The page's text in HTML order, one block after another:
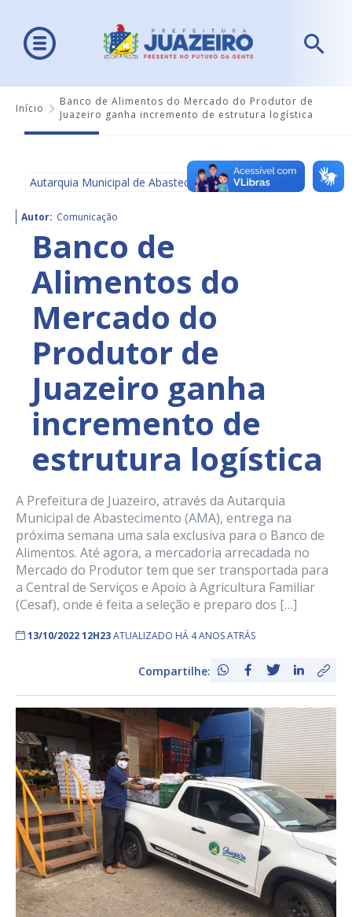
Início
Banco de Alimentos do Mercado do Produtor de
Juazeiro ganha incremento de estrutura logística
Autarquia Municipal de Abastecimento - AMA
Autor: Comunicação
Banco de
Alimentos do
Mercado do
Produtor de
Juazeiro ganha
incremento de
estrutura logística
A Prefeitura de Juazeiro, através da Autarquia
Municipal de Abastecimento (AMA), entrega na
próxima semana uma sala exclusiva para o Banco de
Alimentos. Até agora, a mercadoria arrecadada no
Mercado do Produtor tem que ser transportada para
a Central de Serviços e Apoio à Agricultura Familiar
(Cesaf), onde é feita a seleção e preparo dos […]
13/10/2022 12H23ATUALIZADO HÁ 4 ANOS ATRÁS
Compartilhe: